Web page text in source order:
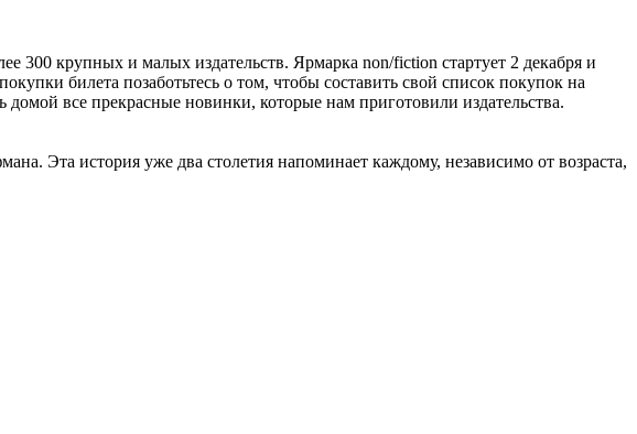
300 крупных и малых издательств. Ярмарка non/fiction стартует 2 декабря и
билета позаботьтесь о том, чтобы составить свой список покупок на
все прекрасные новинки, которые нам приготовили издательства.
Эта история уже два столетия напоминает каждому, независимо от возраста,